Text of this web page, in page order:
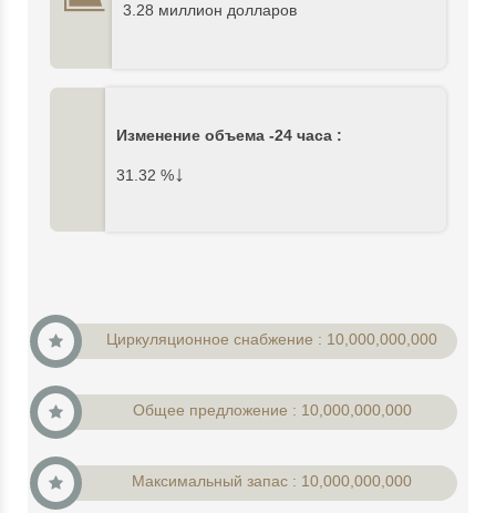
3.28 миллион долларов
Изменение объема -24 часа :
31.32 %↓
Циркуляционное снабжение : 10,000,000,000
Общее предложение : 10,000,000,000
Максимальный запас : 10,000,000,000